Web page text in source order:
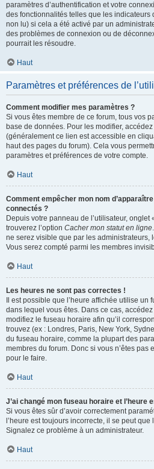
paramètres d’authentification et votre
des fonctionnalités telles que les indicateurs
non lu) si cela a été activé par un
des problèmes de connexion ou de
pourrait les résoudre.
Haut
Paramètres et préférences de
Comment modifier mes paramètres ?
Si vous êtes membre de ce forum, tous vos
base de données. Pour les modifier, accédez
(généralement ce lien est accessible en
haut des pages du forum). Cela vous
paramètres et préférences de votre compte.
Haut
Comment empêcher mon nom
connectés ?
Depuis votre panneau de l’utilisateur, onglet
trouverez l’option Cacher mon statut en ligne
ne serez visible que par les administrateurs,
Vous serez compté parmi les membres
Haut
Les heures ne sont pas correctes !
Il est possible que l’heure affichée utilise
dans lequel vous êtes. Dans ce cas, accédez
modifiez le fuseau horaire afin qu’il
trouvez (ex : Londres, Paris, New York,
du fuseau horaire, comme la plupart des
membres du forum. Donc si vous n’êtes pas
pour le faire.
Haut
J’ai changé mon fuseau horaire et l’heure
Si vous êtes sûr d’avoir correctement
l’heure est toujours incorrecte, il se peut
Signalez ce problème à un administrateur.
Haut